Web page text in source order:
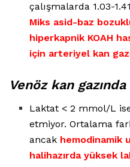
çalışmalarda 1.03-
Miks asid-baz
hiperkapnik KOAH
için arteriyel kan
Venöz kan
Laktat < 2 mmol/L
etmiyor. Ortalama
ancak hemodinamik
halihazırda yüksek